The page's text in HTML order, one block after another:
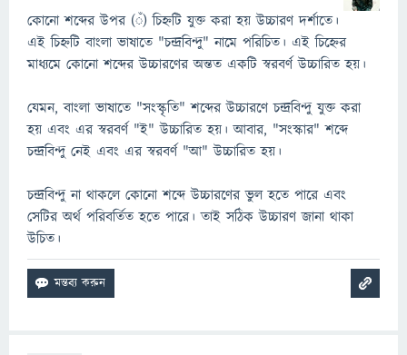
কোনো শব্দের উপর (ঁ) চিহ্নটি যুক্ত করা হয় উচ্চারণ দর্শাতে।
এই চিহ্নটি বাংলা ভাষাতে "চন্দ্রবিন্দু" নামে পরিচিত। এই চিহ্নের
মাধ্যমে কোনো শব্দের উচ্চারণের অন্তত একটি স্বরবর্ণ উচ্চারিত হয়।
যেমন, বাংলা ভাষাতে "সংস্কৃতি" শব্দের উচ্চারণে চন্দ্রবিন্দু যুক্ত করা
হয় এবং এর স্বরবর্ণ "ই" উচ্চারিত হয়। আবার, "সংস্কার" শব্দে
চন্দ্রবিন্দু নেই এবং এর স্বরবর্ণ "আ" উচ্চারিত হয়।
চন্দ্রবিন্দু না থাকলে কোনো শব্দে উচ্চারণের ভুল হতে পারে এবং
সেটির অর্থ পরিবর্তিত হতে পারে। তাই সঠিক উচ্চারণ জানা থাকা
উচিত।